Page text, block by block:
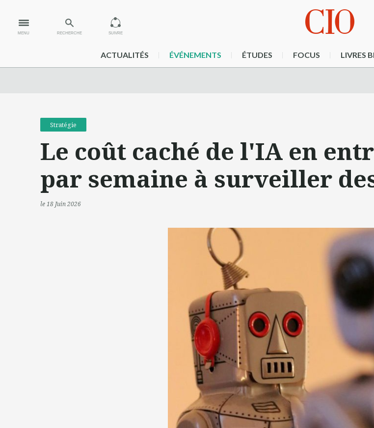
MENU RECHERCHE SUIVRE
ACTUALITÉS ÉVÉNEMENTS ÉTUDES FOCUS LIVRES
Stratégie
Le coût caché de l'IA en
par semaine à surveiller
le 18 Juin 2026